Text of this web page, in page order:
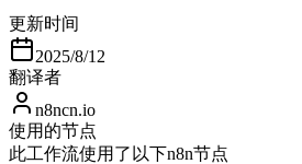
更新时间
2025/8/12
翻译者
n8ncn.io
使用的节点
此工作流使用了以下n8n节点